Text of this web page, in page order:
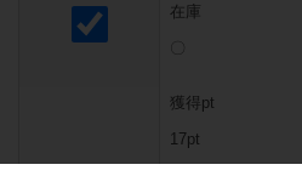
在庫
獲得pt
17pt